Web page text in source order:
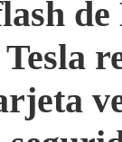
de